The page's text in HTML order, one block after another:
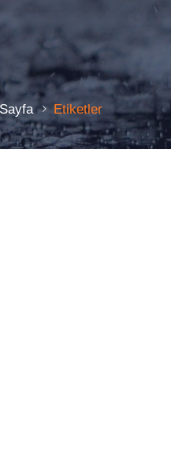
Etiketler